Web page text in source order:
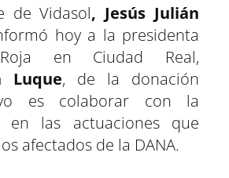
de Vidasol, Jesús Julián
hoy a la presidenta
en Ciudad Real,
Luque, de la donación
es colaborar con la
en las actuaciones que
afectados de la DANA.